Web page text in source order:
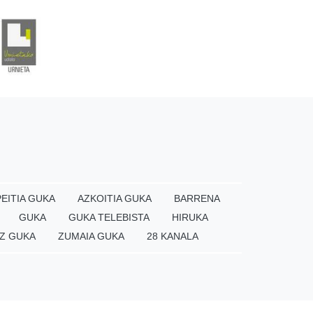
GUKA AZKOITIA GUKA
BARRENA
GUKA GUKA TELEBISTA
HIRUKA
GUKA ZUMAIA GUKA 28 KANALA